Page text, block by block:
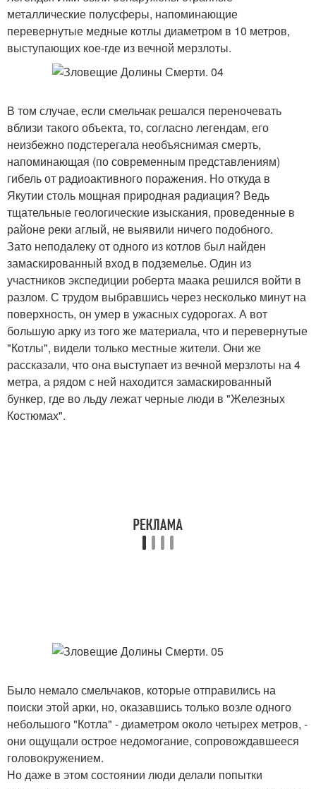
металлические полусферы, напоминающие
перевернутые медные котлы диаметром в 10 метров,
выступающих кое-где из вечной мерзлоты.
В том случае, если смельчак решался переночевать
вблизи такого объекта, то, согласно легендам, его
неизбежно подстерегала необъяснимая смерть,
напоминающая (по современным представлениям)
гибель от радиоактивного поражения. Но откуда в
Якутии столь мощная природная радиация? Ведь
тщательные геологические изыскания, проведенные в
районе реки аглый, не выявили ничего подобного.
Зато неподалеку от одного из котлов был найден
замаскированный вход в подземелье. Один из
участников экспедиции роберта маака решился войти в
разлом. С трудом выбравшись через несколько минут на
поверхность, он умер в ужасных судорогах. А вот
большую арку из того же материала, что и перевернутые
"Котлы", видели только местные жители. Они же
рассказали, что она выступает из вечной мерзлоты на 4
метра, а рядом с ней находится замаскированный
бункер, где во льду лежат черные люди в "Железных
Костюмах".
Было немало смельчаков, которые отправились на
поиски этой арки, но, оказавшись только возле одного
небольшого "Котла" - диаметром около четырех метров, -
они ощущали острое недомогание, сопровождавшееся
головокружением.
Но даже в этом состоянии люди делали попытки